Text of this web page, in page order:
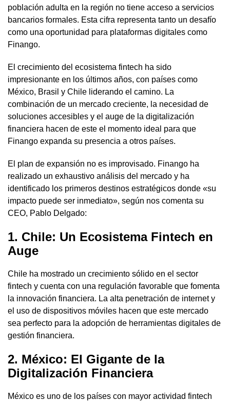
población adulta en la región no tiene acceso a servicios
bancarios formales. Esta cifra representa tanto un desafío
como una oportunidad para plataformas digitales como
Finango.
El crecimiento del ecosistema fintech ha sido
impresionante en los últimos años, con países como
México, Brasil y Chile liderando el camino. La
combinación de un mercado creciente, la necesidad de
soluciones accesibles y el auge de la digitalización
financiera hacen de este el momento ideal para que
Finango expanda su presencia a otros países.
El plan de expansión no es improvisado. Finango ha
realizado un exhaustivo análisis del mercado y ha
identificado los primeros destinos estratégicos donde «su
impacto puede ser inmediato», según nos comenta su
CEO, Pablo Delgado:
1. Chile: Un Ecosistema Fintech en
Auge
Chile ha mostrado un crecimiento sólido en el sector
fintech y cuenta con una regulación favorable que fomenta
la innovación financiera. La alta penetración de internet y
el uso de dispositivos móviles hacen que este mercado
sea perfecto para la adopción de herramientas digitales de
gestión financiera.
2. México: El Gigante de la
Digitalización Financiera
México es uno de los países con mayor actividad fintech